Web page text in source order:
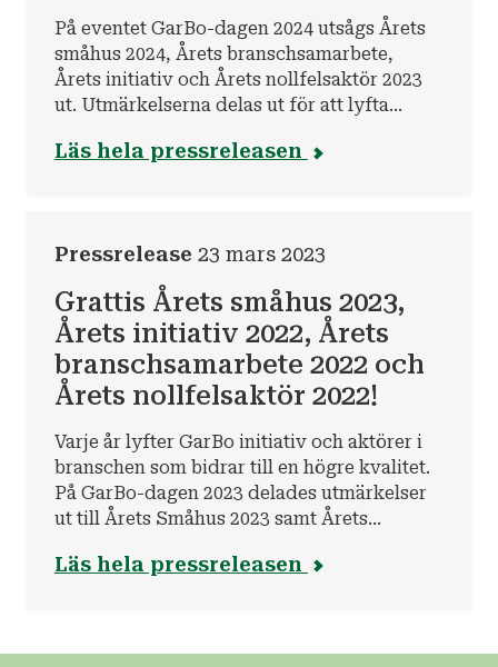
På eventet GarBo-dagen 2024 utsågs Årets
småhus 2024, Årets branschsamarbete,
Årets initiativ och Årets nollfelsaktör 2023
ut. Utmärkelserna delas ut för att lyfta
kvalitet i branschen, som en del i GarBos
Läs hela pressreleasen
Pressrelease 23 mars 2023
Grattis Årets småhus 2023,
Årets initiativ 2022, Årets
branschsamarbete 2022 och
Årets nollfelsaktör 2022!
Varje år lyfter GarBo initiativ och aktörer i
branschen som bidrar till en högre kvalitet.
På GarBo-dagen 2023 delades utmärkelser
ut till Årets Småhus 2023 samt Årets
Årets Initiativ 2022.
Läs hela pressreleasen